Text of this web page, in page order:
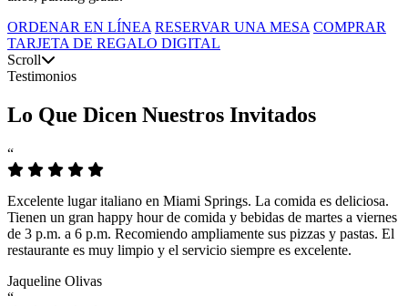
ORDENAR EN LÍNEA RESERVAR UNA MESA COMPRAR
TARJETA DE REGALO DIGITAL
Scroll
Testimonios
Lo Que Dicen Nuestros Invitados
“
Excelente lugar italiano en Miami Springs. La comida es deliciosa.
Tienen un gran happy hour de comida y bebidas de martes a viernes
de 3 p.m. a 6 p.m. Recomiendo ampliamente sus pizzas y pastas. El
restaurante es muy limpio y el servicio siempre es excelente.
Jaqueline Olivas
“